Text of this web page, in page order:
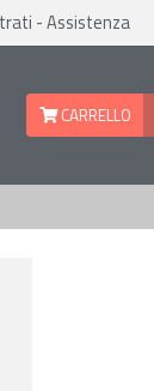
-Assistenza
CARRELLO